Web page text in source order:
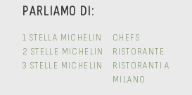
PARLIAMO DI:
1 STELLA MICHELIN
2 STELLE MICHELIN
3 STELLE MICHELIN
CHEFS
RISTORANTE
RISTORANTI A
MILANO